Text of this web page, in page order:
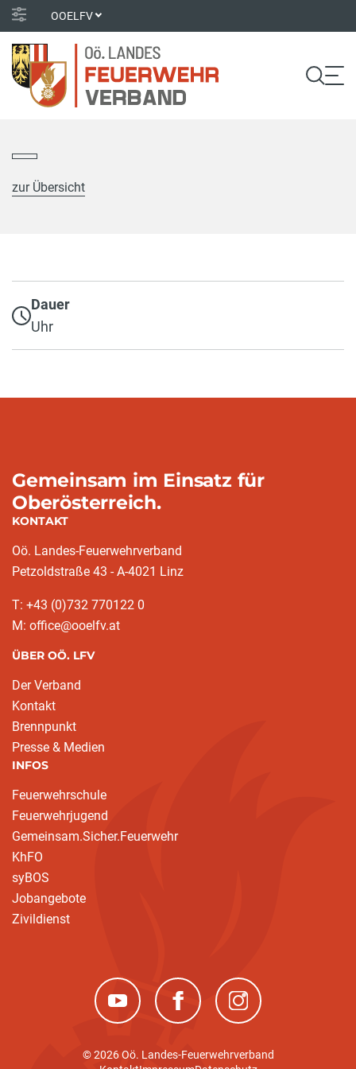
OOELFV
zur Übersicht
Dauer
Uhr
Gemeinsam im Einsatz für
Oberösterreich.
KONTAKT
Oö. Landes-Feuerwehrverband
Petzoldstraße 43 - A-4021 Linz
T: +43 (0)732 770122 0
M: office@ooelfv.at
ÜBER OÖ. LFV
Der Verband
Kontakt
Brennpunkt
Presse & Medien
INFOS
Feuerwehrschule
Feuerwehrjugend
Gemeinsam.Sicher.Feuerwehr
KhFO
syBOS
Jobangebote
Zivildienst
(neues Fenster)(neues Fenster)(neues Fenster)
© 2026 Oö. Landes-Feuerwehrverband